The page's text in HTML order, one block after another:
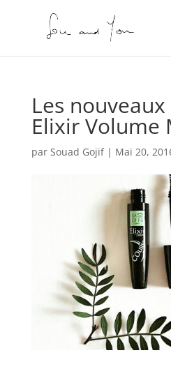
Les
Elixir Volume
par Souad Gojif| Mai 20,